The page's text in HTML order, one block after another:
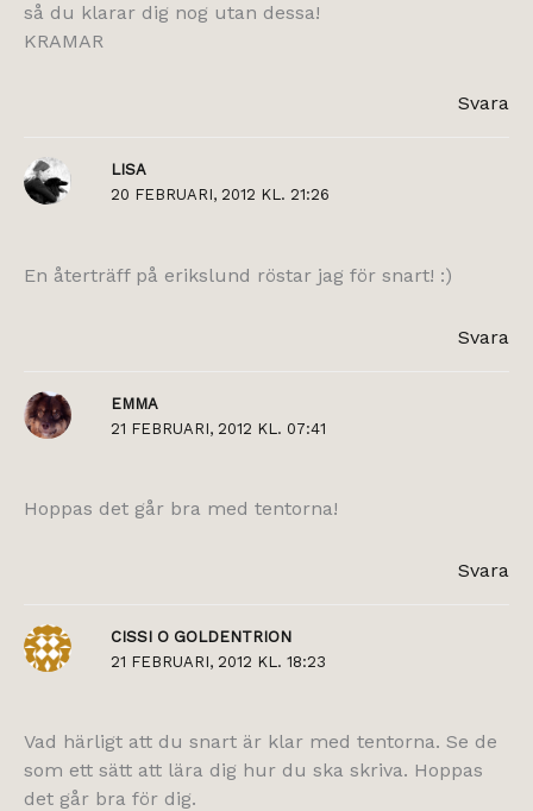
så du klarar dig nog utan dessa!
KRAMAR
Svara
LISA
20 FEBRUARI, 2012 KL. 21:26
En återträff på erikslund röstar jag för snart! :)
Svara
EMMA
21 FEBRUARI, 2012 KL. 07:41
Hoppas det går bra med tentorna!
Svara
CISSI O GOLDENTRION
21 FEBRUARI, 2012 KL. 18:23
Vad härligt att du snart är klar med tentorna. Se de
som ett sätt att lära dig hur du ska skriva. Hoppas
det går bra för dig.